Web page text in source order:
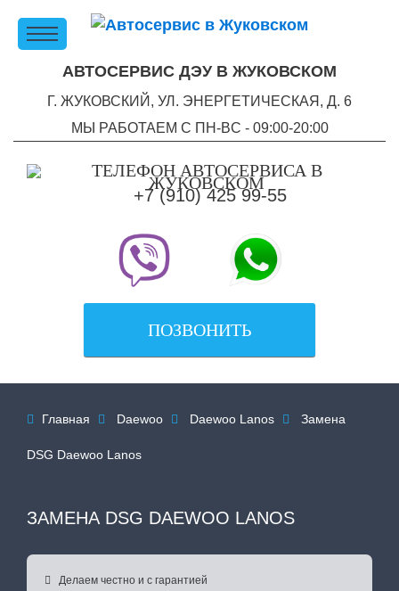
АВТОСЕРВИС ДЭУ В ЖУКОВСКОМ
Г. ЖУКОВСКИЙ, УЛ. ЭНЕРГЕТИЧЕСКАЯ, Д. 6
МЫ РАБОТАЕМ С ПН-ВC - 09:00-20:00
+7 (910) 425 99-55
ПОЗВОНИТЬ
 Главная  Daewoo  Daewoo Lanos  Замена
DSG Daewoo Lanos
ЗАМЕНА DSG DAEWOO LANOS
 Делаем честно и с гарантией